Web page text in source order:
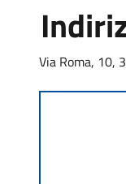
Via Roma, 10,